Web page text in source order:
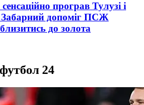
програв Тулузі і
допоміг ПСЖ
до золота
24